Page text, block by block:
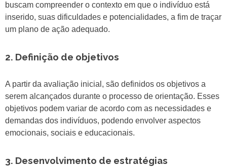
buscam compreender o contexto em que o indivíduo está
inserido, suas dificuldades e potencialidades, a fim de traçar
um plano de ação adequado.
2. Definição de objetivos
A partir da avaliação inicial, são definidos os objetivos a
serem alcançados durante o processo de orientação. Esses
objetivos podem variar de acordo com as necessidades e
demandas dos indivíduos, podendo envolver aspectos
emocionais, sociais e educacionais.
3. Desenvolvimento de estratégias